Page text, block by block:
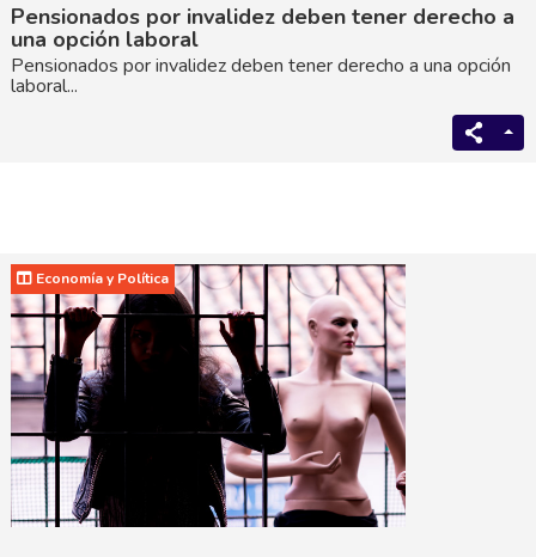
Pensionados por invalidez deben tener derecho a
una opción laboral
Pensionados por invalidez deben tener derecho a una opción
laboral...
Economía y Política